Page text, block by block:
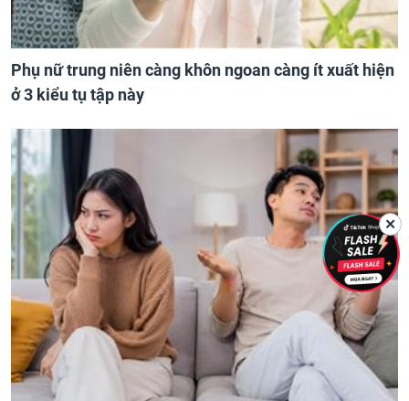
Phụ nữ trung niên càng khôn ngoan càng ít xuất hiện
ở 3 kiểu tụ tập này
✕